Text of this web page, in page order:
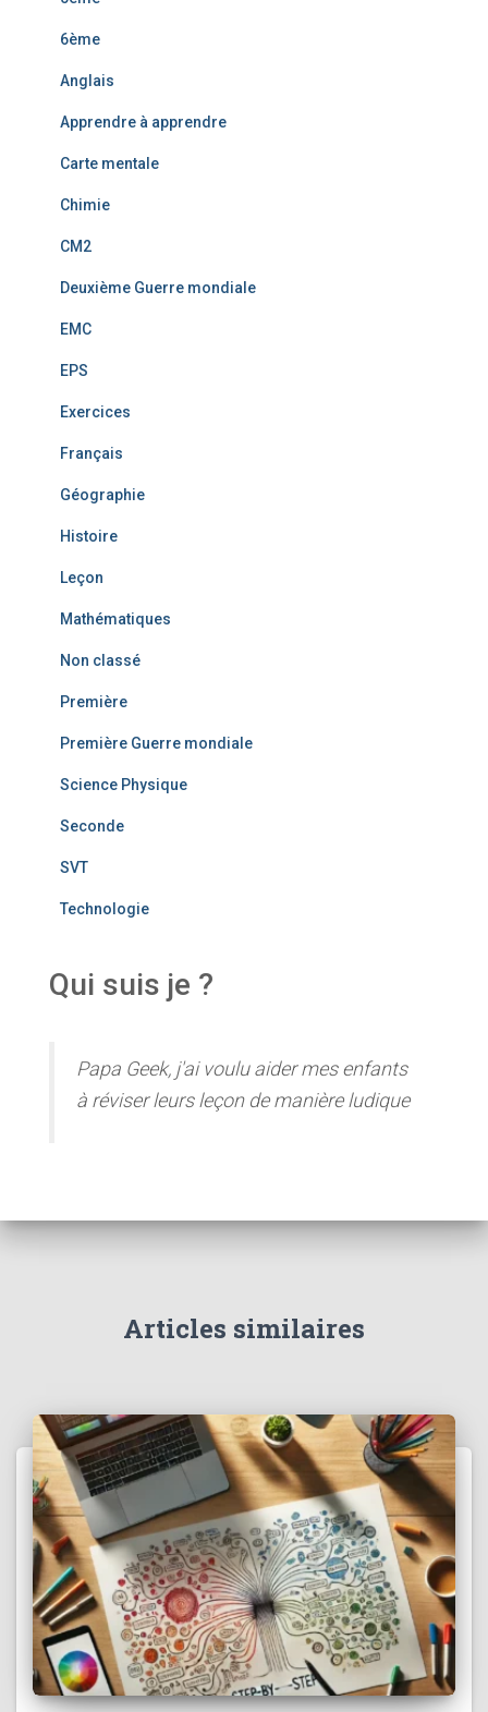
6ème
Anglais
Apprendre à apprendre
Carte mentale
Chimie
CM2
Deuxième Guerre mondiale
EMC
EPS
Exercices
Français
Géographie
Histoire
Leçon
Mathématiques
Non classé
Première
Première Guerre mondiale
Science Physique
Seconde
SVT
Technologie
Qui suis je ?
Papa Geek, j'ai voulu aider mes enfants
à réviser leurs leçon de manière ludique
Articles similaires